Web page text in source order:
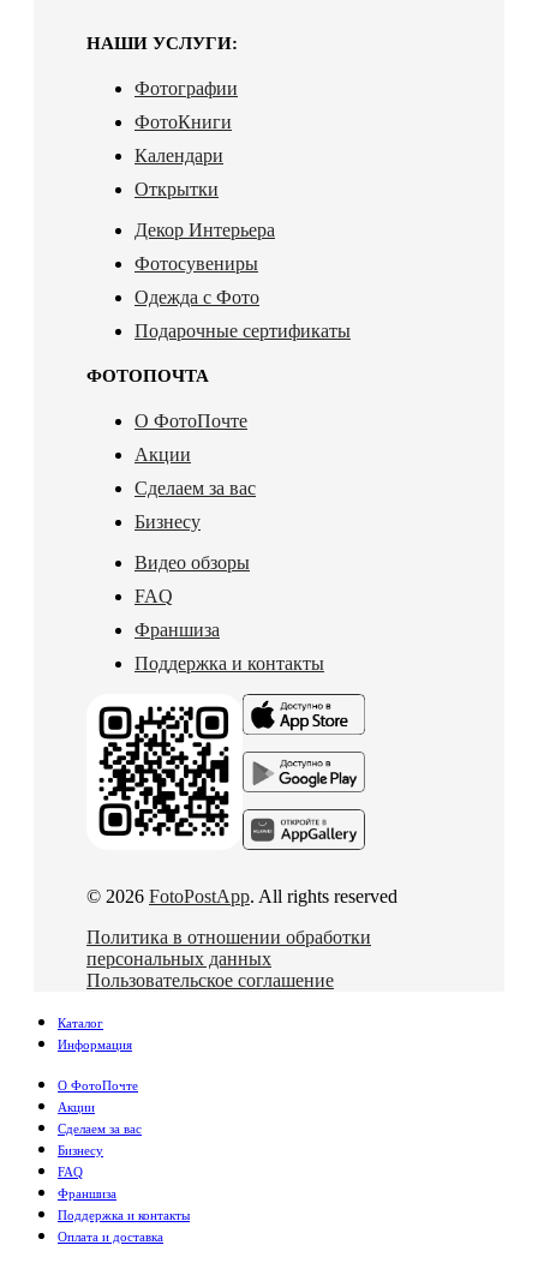
НАШИ УСЛУГИ:
Фотографии
ФотоКниги
Календари
Открытки
Декор Интерьера
Фотосувениры
Одежда с Фото
Подарочные сертификаты
ФОТОПОЧТА
О ФотоПочте
Акции
Сделаем за вас
Бизнесу
Видео обзоры
FAQ
Франшиза
Поддержка и контакты
© 2026 FotoPostApp. All rights reserved
Политика в отношении обработки
персональных данных
Пользовательское соглашение
Каталог
Информация
О ФотоПочте
Акции
Сделаем за вас
Бизнесу
FAQ
Франшиза
Поддержка и контакты
Оплата и доставка